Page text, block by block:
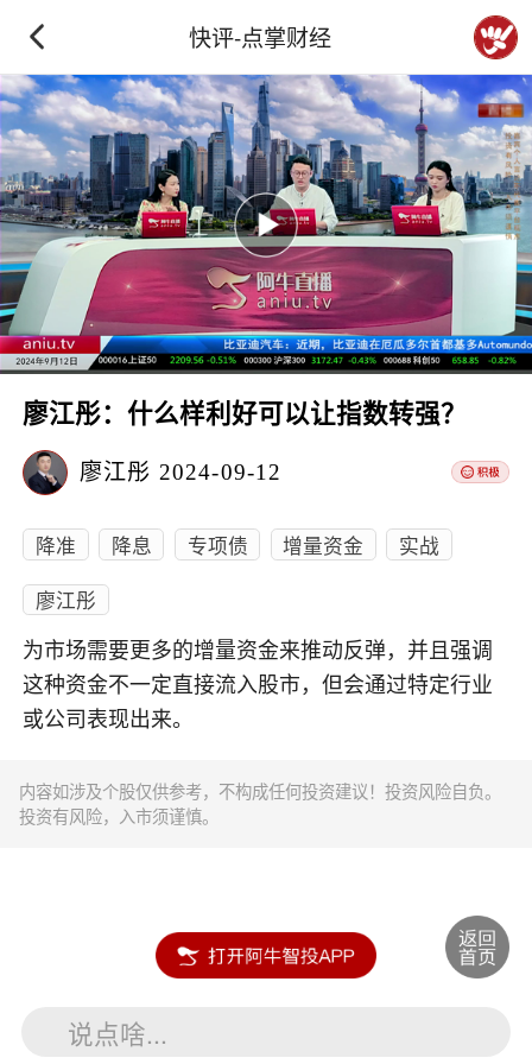
快评-点掌财经
廖江彤：什么样利好可以让指数转强？
廖江彤 2024-09-12
降准 降息 专项债 增量资金
实战
廖江彤
为市场需要更多的增量资金来推动反弹，并且强调
这种资金不一定直接流入股市，但会通过特定行业
或公司表现出来。
内容如涉及个股仅供参考，不构成任何投资建议！投资风险自负。
投资有风险，入市须谨慎。
说点啥...